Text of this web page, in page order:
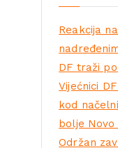
Reakcija
DF traži
Vijećnici
kod
bolje Novo
Održan